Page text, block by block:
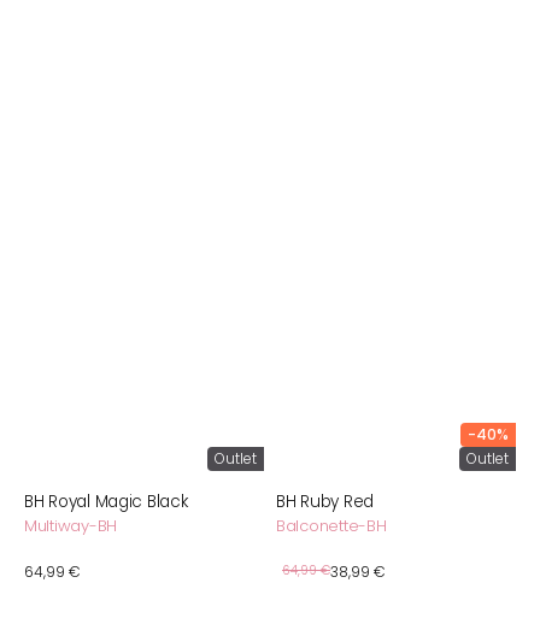
Outlet
BH Royal Magic Black
Multiway-BH
Normaler
64,99 €
-40%
Outlet
BH Ruby Red
Balconette-BH
Normaler
64,99 €
Verkaufspreis
38,99 €